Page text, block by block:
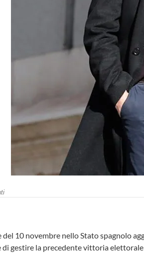
10 novembre nello Stato spagnolo
gestire la precedente vittoria